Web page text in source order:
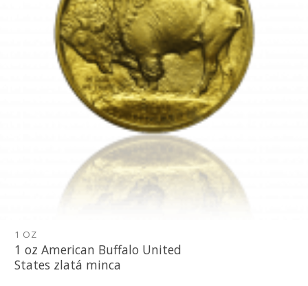
1 OZ
1 oz American Buffalo United
States zlatá minca